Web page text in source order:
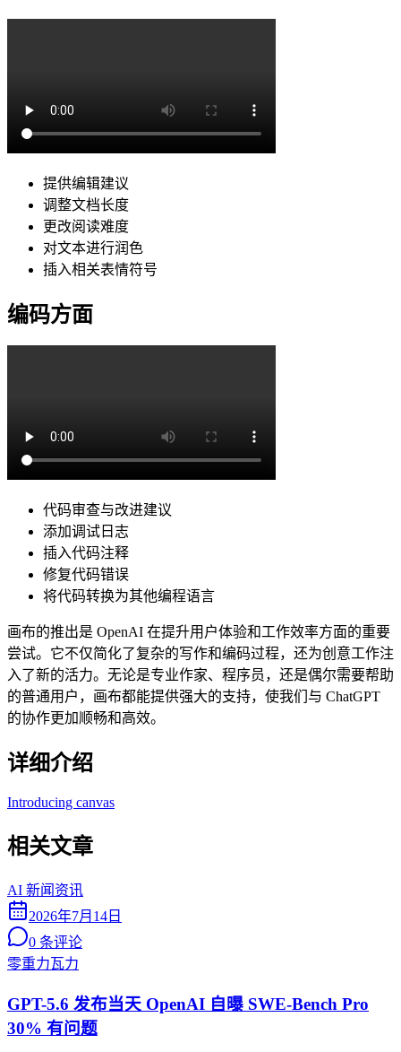
提供编辑建议
调整文档长度
更改阅读难度
对文本进行润色
插入相关表情符号
编码方面
代码审查与改进建议
添加调试日志
插入代码注释
修复代码错误
将代码转换为其他编程语言
画布的推出是 OpenAI 在提升用户体验和工作效率方面的重要
尝试。它不仅简化了复杂的写作和编码过程，还为创意工作注
入了新的活力。无论是专业作家、程序员，还是偶尔需要帮助
的普通用户，画布都能提供强大的支持，使我们与 ChatGPT
的协作更加顺畅和高效。
详细介绍
Introducing canvas
相关文章
AI 新闻资讯
2026年7月14日
0 条评论
零重力瓦力
GPT-5.6 发布当天 OpenAI 自曝 SWE-Bench Pro
30% 有问题